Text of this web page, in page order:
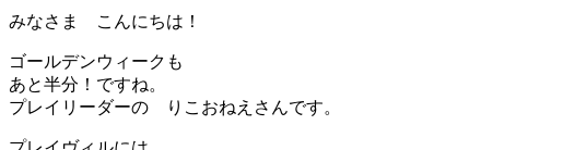
みなさま こんにちは！
ゴールデンウィークも
あと半分！ですね。
プレイリーダーの りこおねえさんです。